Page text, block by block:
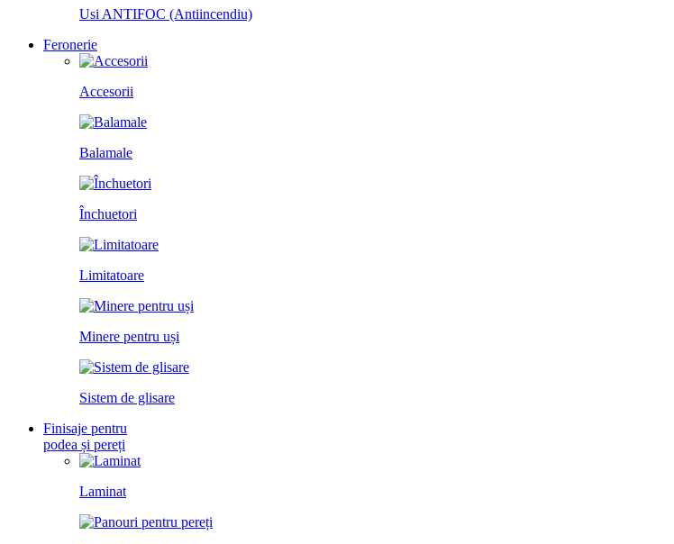
Usi ANTIFOC (Antiincendiu)
Feronerie
Accesorii
Balamale
Închuetori
Limitatoare
Minere pentru uși
Sistem de glisare
Finisaje pentru
podea și pereți
Laminat